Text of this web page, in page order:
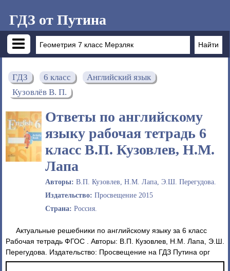
ГДЗ от Путина
ГДЗ 6 класс
Английский язык
Кузовлёв В. П.
Ответы по английскому
языку рабочая тетрадь 6
класс В.П. Кузовлев, Н.М.
Лапа
Авторы: В.П. Кузовлев, Н.М. Лапа, Э.Ш. Перегудова.
Издательство: Просвещение 2015
Страна: Россия.
Актуальные решебники по английскому языку за 6 класс
Рабочая тетрадь ФГОС . Авторы: В.П. Кузовлев, Н.М. Лапа, Э.Ш.
Перегудова. Издательство: Просвещение на ГДЗ Путина орг